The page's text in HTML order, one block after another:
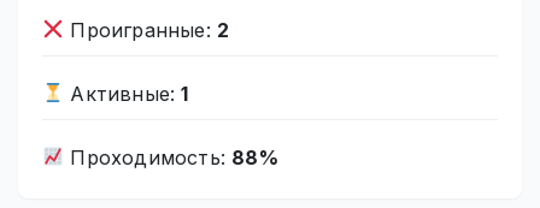
Проигранные: 2
Активные:1
Проходимость: 88%